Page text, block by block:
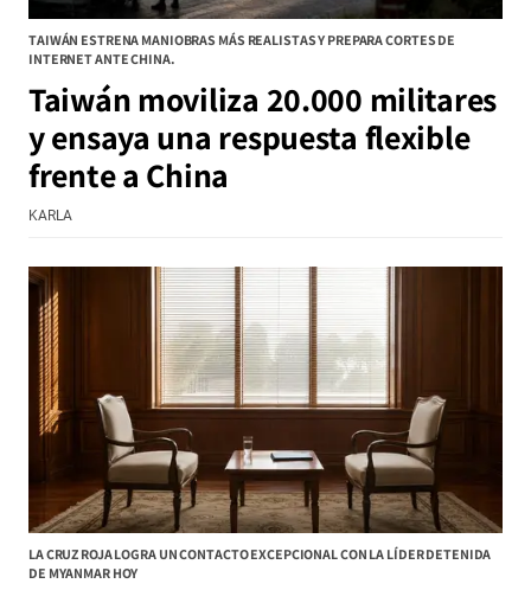
TAIWÁN ESTRENA MANIOBRAS MÁS REALISTAS Y PREPARA CORTES DE
INTERNET ANTE CHINA.
Taiwán moviliza 20.000 militares
y ensaya una respuesta flexible
frente a China
KARLA
LA CRUZ ROJA LOGRA UN CONTACTO EXCEPCIONAL CON LA LÍDER DETENIDA
DE MYANMAR HOY